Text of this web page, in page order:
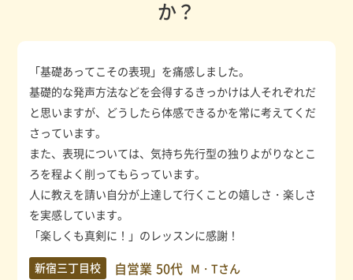
か？
「基礎あってこその表現」を痛感しました。
基礎的な発声方法などを会得するきっかけは人それぞれだ
と思いますが、どうしたら体感できるかを常に考えてくだ
さっています。
また、表現については、気持ち先行型の独りよがりなとこ
ろを程よく削ってもらっています。
人に教えを請い自分が上達して行くことの嬉しさ・楽しさ
を実感しています。
「楽しくも真剣に！」のレッスンに感謝！
新宿三丁目校 自営業 50代 M・Tさん